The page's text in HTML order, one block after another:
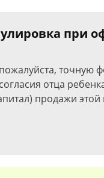
при
точную
отца
продажи